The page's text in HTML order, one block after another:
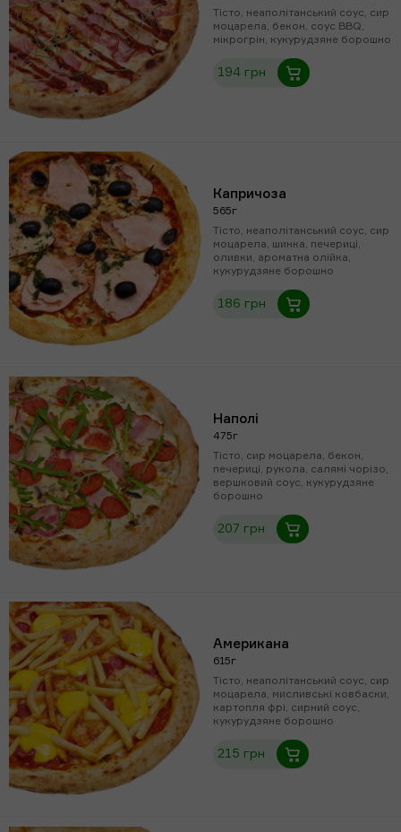
Тісто, неаполітанський соус, сир
моцарела, бекон, соус BBQ,
мікрогрін, кукурудзяне борошно
194 грн
Капричоза
565г
Тісто, неаполітанський соус, сир
моцарела, шинка, печериці,
оливки, ароматна олійка,
кукурудзяне борошно
186 грн
Наполі
475г
Тісто, сир моцарела, бекон,
печериці, рукола, салямі чорізо,
вершковий соус, кукурудзяне
борошно
207 грн
Американа
615г
Тісто, неаполітанський соус, сир
моцарела, мисливські ковбаски,
картопля фрі, сирний соус,
кукурудзяне борошно
215 грн